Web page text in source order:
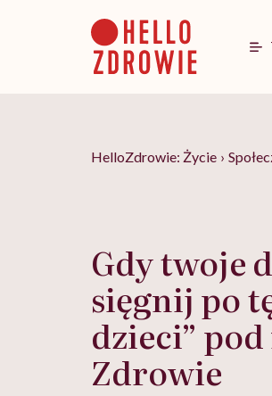
HelloZdrowie: Życie ›
Gdy twoje
sięgnij po
dzieci”
Zdrowie